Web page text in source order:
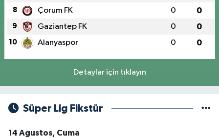
8 Çorum FK 0 0
9 Gaziantep FK 0 0
10 Alanyaspor 0 0
Detaylar için tıklayın
Süper Lig Fikstür
14 Ağustos, Cuma